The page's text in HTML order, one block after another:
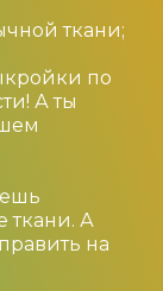
ткани;
по
А ты
ткани. А
на